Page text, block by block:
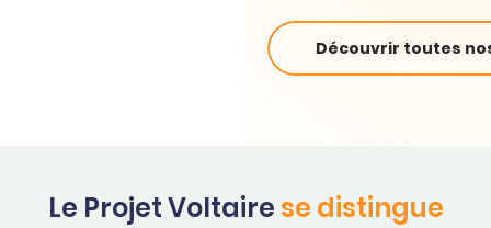
Découvrir toutes
Le Projet Voltaire se distingue